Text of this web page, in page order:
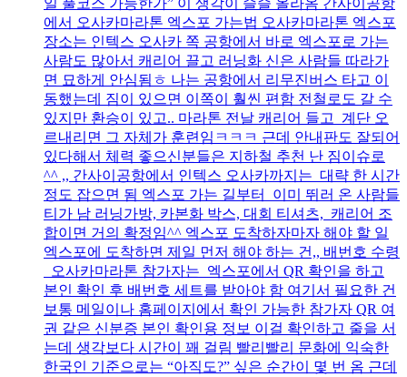
일 풀코스 가능한가” 이 생각이 슬슬 올라옴 간사이공항
에서 오사카마라톤 엑스포 가는법 오사카마라톤 엑스포
장소는 인텍스 오사카 쪽 공항에서 바로 엑스포로 가는
사람도 많아서 캐리어 끌고 러닝화 신은 사람들 따라가
면 묘하게 안심됨ㅎ 나는 공항에서 리무진버스 타고 이
동했는데 짐이 있으면 이쪽이 훨씬 편함 전철로도 갈 수
있지만 환승이 있고.. 마라톤 전날 캐리어 들고 계단 오
르내리면 그 자체가 훈련임ㅋㅋㅋ 근데 안내판도 잘되어
있다해서 체력 좋으신분들은 지하철 추천 난 짐이슈로
^^ ,, 간사이공항에서 인텍스 오사카까지는 대략 한 시간
정도 잡으면 됨 엑스포 가는 길부터 이미 뛰러 온 사람들
티가 남 러닝가방, 카본화 박스, 대회 티셔츠, 캐리어 조
합이면 거의 확정임^^ 엑스포 도착하자마자 해야 할 일
엑스포에 도착하면 제일 먼저 해야 하는 건,, 배번호 수령
오사카마라톤 참가자는 엑스포에서 QR 확인을 하고
본인 확인 후 배번호 세트를 받아야 함 여기서 필요한 건
보통 메일이나 홈페이지에서 확인 가능한 참가자 QR 여
권 같은 신분증 본인 확인용 정보 이걸 확인하고 줄을 서
는데 생각보다 시간이 꽤 걸림 빨리빨리 문화에 익숙한
한국인 기준으로는 “아직도?” 싶은 순간이 몇 번 옴 근데